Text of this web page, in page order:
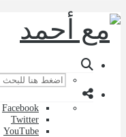
Facebook
Twitter
YouTube